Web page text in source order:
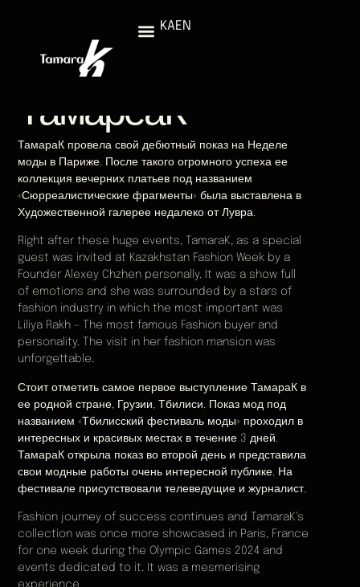
KAEN
О
ТамареаК
ТамараК провела свой дебютный показ на Неделе
моды в Париже. После такого огромного успеха ее
коллекция вечерних платьев под названием
«Сюрреалистические фрагменты» была выставлена ​​в
Художественной галерее недалеко от Лувра.
Right after these huge events, TamaraK, as a special
guest was invited at Kazakhstan Fashion Week by a
Founder Alexey Chzhen personally. It was a show full
of emotions and she was surrounded by a stars of
fashion industry in which the most important was
Liliya Rakh – The most famous Fashion buyer and
personality. The visit in her fashion mansion was
unforgettable.
Стоит отметить самое первое выступление ТамараК в
ее родной стране, Грузии, Тбилиси. Показ мод под
названием «Тбилисский фестиваль моды» проходил в
интересных и красивых местах в течение 3 дней.
ТамараК открыла показ во второй день и представила
свои модные работы очень интересной публике. На
фестивале присутствовали телеведущие и журналист.
Fashion journey of success continues and TamaraK’s
collection was once more showcased in Paris, France
for one week during the Olympic Games 2024 and
events dedicated to it. It was a mesmerising
experience.